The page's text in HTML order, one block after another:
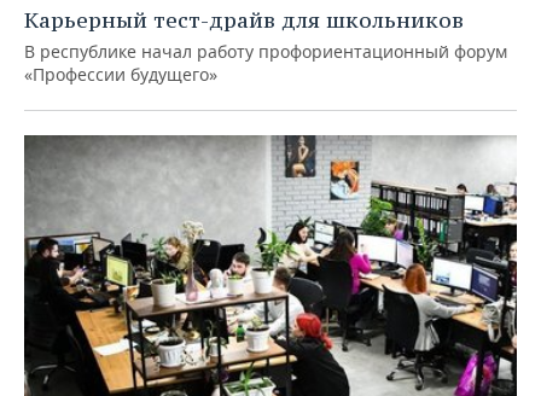
Карьерный тест-драйв для школьников
В республике начал работу профориентационный форум
«Профессии будущего»